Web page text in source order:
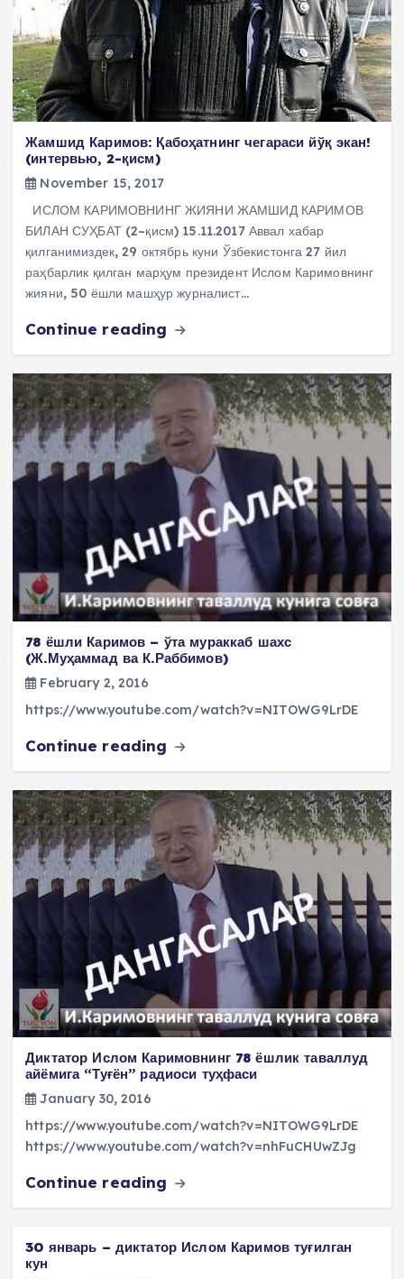
Жамшид Каримов: Қабоҳатнинг чегараси йўқ экан!
(интервью, 2-қисм)
November 15, 2017
ИСЛОМ КАРИМОВНИНГ ЖИЯНИ ЖАМШИД КАРИМОВ
БИЛАН СУҲБАТ (2–қисм) 15.11.2017 Аввал хабар
қилганимиздек, 29 октябрь куни Ўзбекистонга 27 йил
раҳбарлик қилган марҳум президент Ислом Каримовнинг
жияни, 50 ёшли машҳур журналист…
Continue reading
78 ёшли Каримов – ўта мураккаб шахс
(Ж.Муҳаммад ва К.Раббимов)
February 2, 2016
https://www.youtube.com/watch?v=NITOWG9LrDE
Continue reading
Диктатор Ислом Каримовнинг 78 ёшлик таваллуд
айёмига “Туғён” радиоси туҳфаси
January 30, 2016
https://www.youtube.com/watch?v=NITOWG9LrDE
https://www.youtube.com/watch?v=nhFuCHUwZJg
Continue reading
30 январь – диктатор Ислом Каримов туғилган
кун